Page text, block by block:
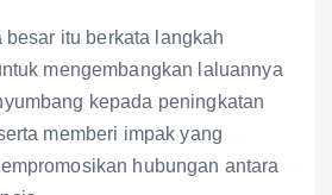
itu berkata langkah
mengembangkan laluannya
kepada peningkatan
memberi impak yang
hubungan antara